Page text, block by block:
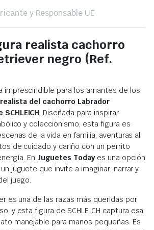
y Responsable UE
realista cachorro
negro (Ref.
imprescindible para los amantes de los
del cachorro Labrador
. Diseñada para inspirar
y coleccionismo, esta figura es
de la vida en familia, aventuras al
de cuidado y cariño con un perrito
En Juguetes Todayes una opción
juguete que invite a imaginar, narrar y
juego.
es una de las razas más queridas por
y esta figura de SCHLEICH captura esa
manejable para manos pequeñas. Es